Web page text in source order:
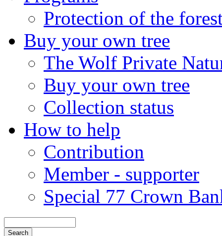
Protection of the
Buy your own tree
The Wolf Private
Buy your own tree
Collection status
How to help
Contribution
Member - supporter
Special 77 Crown